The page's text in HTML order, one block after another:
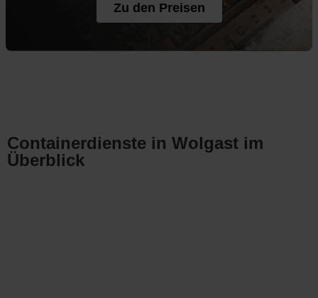
Zu den Preisen
Containerdienste in Wolgast im
Überblick